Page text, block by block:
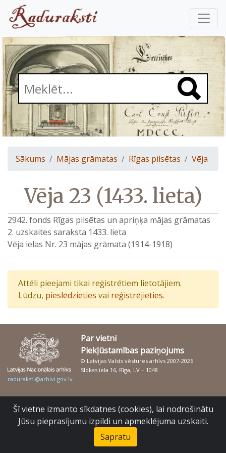
Sākums Mājas grāmatas Rīgas pilsētas Vēja
Vēja 23 (1433. lieta)
2942. fonds Rīgas pilsētas un apriņķa mājas grāmatas
2. uzskaites saraksta 1433. lieta
Vēja ielas Nr. 23 mājas grāmata (1914-1918)
Attēli pieejami tikai reģistrētiem lietotājiem.
Lūdzu, pieslēdzieties vai reģistrējieties.
Par vietni
Piekļūstamības paziņojums
© Latvijas Valsts vēstures arhīvs 2007-2026
Slokas iela 16, Rīga, LV – 1048
raduraksti@arhivi.gov.lv
Šī vietne izmanto sīkdatnes (cookies), lai nodrošinātu
Jūsu pieprasījumu izpildi un apmeklējuma uzskaiti.
Sapratu